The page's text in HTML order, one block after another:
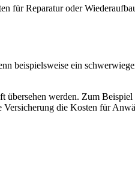
für Reparatur oder
beispielsweise ein
werden. Zum
die Kosten für